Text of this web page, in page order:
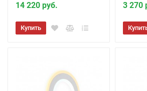
14 220 руб.
Купить
3 270